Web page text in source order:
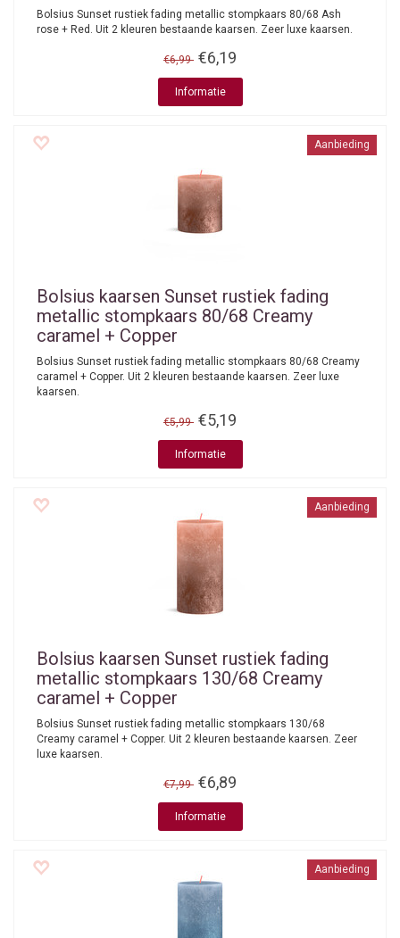
Bolsius Sunset rustiek fading metallic stompkaars 80/68 Ash
rose + Red. Uit 2 kleuren bestaande kaarsen. Zeer luxe kaarsen.
€6,99 €6,19
Informatie
Aanbieding
Bolsius kaarsen Sunset rustiek fading
metallic stompkaars 80/68 Creamy
caramel + Copper
Bolsius Sunset rustiek fading metallic stompkaars 80/68 Creamy
caramel + Copper. Uit 2 kleuren bestaande kaarsen. Zeer luxe
kaarsen.
€5,99 €5,19
Informatie
Aanbieding
Bolsius kaarsen Sunset rustiek fading
metallic stompkaars 130/68 Creamy
caramel + Copper
Bolsius Sunset rustiek fading metallic stompkaars 130/68
Creamy caramel + Copper. Uit 2 kleuren bestaande kaarsen. Zeer
luxe kaarsen.
€7,99 €6,89
Informatie
Aanbieding